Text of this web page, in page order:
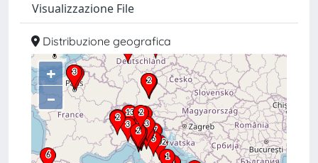
Visualizzazione File
Distribuzione geografica
+
–